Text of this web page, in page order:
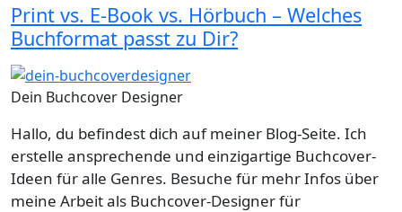
Print vs. E-Book vs. Hörbuch – Welches
Buchformat passt zu Dir?
Dein Buchcover Designer
Hallo, du befindest dich auf meiner Blog-Seite. Ich
erstelle ansprechende und einzigartige Buchcover-
Ideen für alle Genres. Besuche für mehr Infos über
meine Arbeit als Buchcover-Designer für